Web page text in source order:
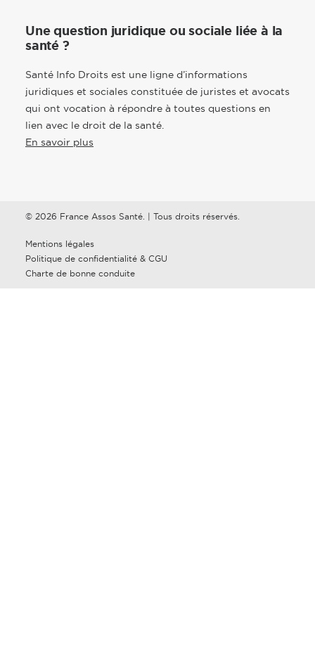
Une question juridique ou sociale liée à la
santé ?
Santé Info Droits est une ligne d’informations
juridiques et sociales constituée de juristes et avocats
qui ont vocation à répondre à toutes questions en
lien avec le droit de la santé.
En savoir plus
© 2026 France Assos Santé. | Tous droits réservés.
Mentions légales
Politique de confidentialité & CGU
Charte de bonne conduite